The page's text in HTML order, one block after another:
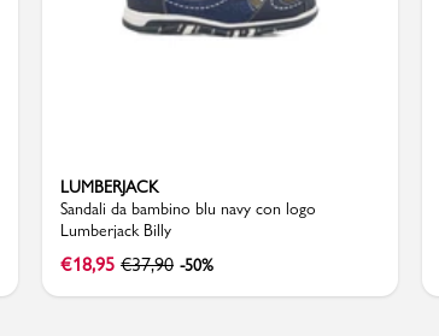
LUMBERJACK
Sandali da bambino blu navy con logo
Lumberjack Billy
€18,95 €37,90 -50%